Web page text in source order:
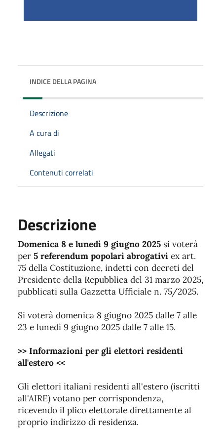
INDICE DELLA PAGINA
Descrizione
A cura di
Allegati
Contenuti correlati
Descrizione
Domenica 8 e lunedì 9 giugno 2025 si voterà
per 5 referendum popolari abrogativi ex art.
75 della Costituzione, indetti con decreti del
Presidente della Repubblica del 31 marzo 2025,
pubblicati sulla Gazzetta Ufficiale n. 75/2025.
Si voterà domenica 8 giugno 2025 dalle 7 alle
23 e lunedì 9 giugno 2025 dalle 7 alle 15.
>> Informazioni per gli elettori residenti
all'estero <<
Gli elettori italiani residenti all'estero (iscritti
all'AIRE) votano per corrispondenza,
ricevendo il plico elettorale direttamente al
proprio indirizzo di residenza.